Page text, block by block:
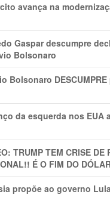
avança na
Gaspar descumpre
Bolsonaro
Bolsonaro
da esquerda nos EUA
TRUMP TEM CRlSE
É O FIM DO
propõe ao governo